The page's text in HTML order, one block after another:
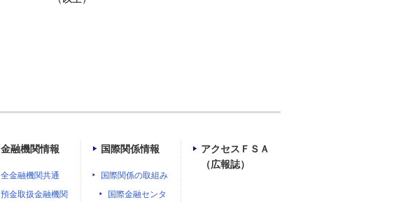
金融機関情報
全金融機関共通
預金取扱金融機関
国際関係情報
国際関係の取組み
国際金融センタ
アクセスＦＳＡ
（広報誌）